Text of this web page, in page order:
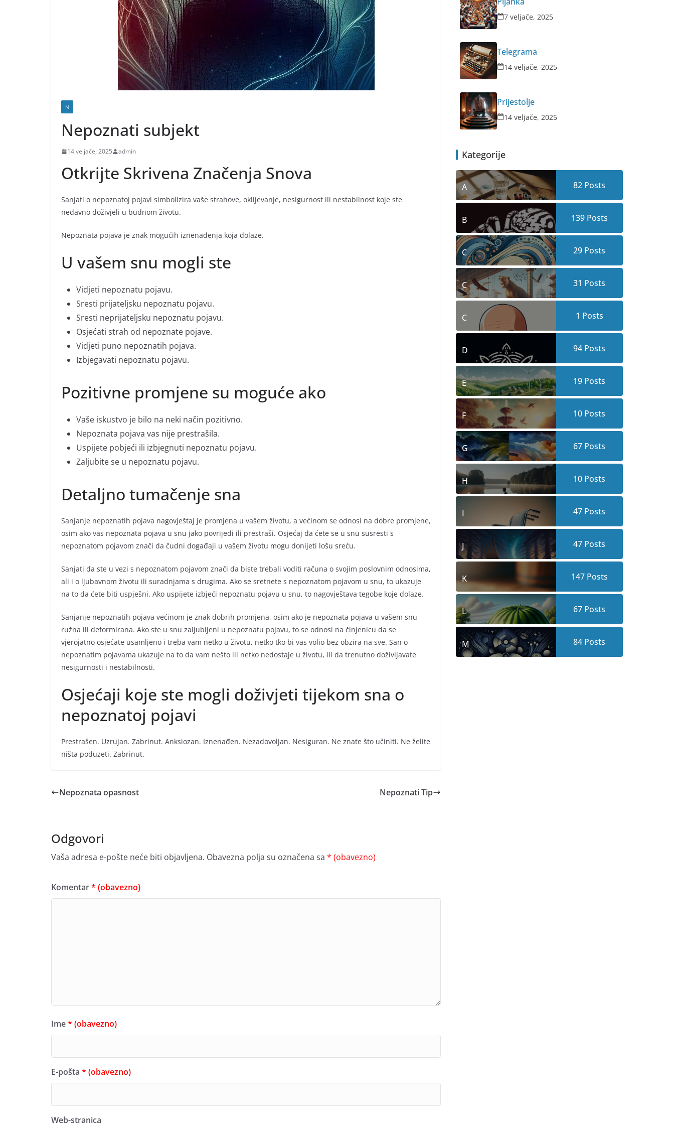
N
Nepoznati subjekt
14 veljače, 2025 admin
Otkrijte Skrivena Značenja Snova
Sanjati o nepoznatoj pojavi simbolizira vaše strahove, oklijevanje, nesigurnost ili nestabilnost koje ste
nedavno doživjeli u budnom životu.
Nepoznata pojava je znak mogućih iznenađenja koja dolaze.
U vašem snu mogli ste
Vidjeti nepoznatu pojavu.
Sresti prijateljsku nepoznatu pojavu.
Sresti neprijateljsku nepoznatu pojavu.
Osjećati strah od nepoznate pojave.
Vidjeti puno nepoznatih pojava.
Izbjegavati nepoznatu pojavu.
Pozitivne promjene su moguće ako
Vaše iskustvo je bilo na neki način pozitivno.
Nepoznata pojava vas nije prestrašila.
Uspijete pobjeći ili izbjegnuti nepoznatu pojavu.
Zaljubite se u nepoznatu pojavu.
Detaljno tumačenje sna
Sanjanje nepoznatih pojava nagovještaj je promjena u vašem životu, a većinom se odnosi na dobre promjene,
osim ako vas nepoznata pojava u snu jako povrijedi ili prestraši. Osjećaj da ćete se u snu susresti s
nepoznatom pojavom znači da čudni događaji u vašem životu mogu donijeti lošu sreću.
Sanjati da ste u vezi s nepoznatom pojavom znači da biste trebali voditi računa o svojim poslovnim odnosima,
ali i o ljubavnom životu ili suradnjama s drugima. Ako se sretnete s nepoznatom pojavom u snu, to ukazuje
na to da ćete biti uspješni. Ako uspijete izbjeći nepoznatu pojavu u snu, to nagovještava tegobe koje dolaze.
Sanjanje nepoznatih pojava većinom je znak dobrih promjena, osim ako je nepoznata pojava u vašem snu
ružna ili deformirana. Ako ste u snu zaljubljeni u nepoznatu pojavu, to se odnosi na činjenicu da se
vjerojatno osjećate usamljeno i treba vam netko u životu, netko tko bi vas volio bez obzira na sve. San o
nepoznatim pojavama ukazuje na to da vam nešto ili netko nedostaje u životu, ili da trenutno doživljavate
nesigurnosti i nestabilnosti.
Osjećaji koje ste mogli doživjeti tijekom sna o
nepoznatoj pojavi
Prestrašen. Uzrujan. Zabrinut. Anksiozan. Iznenađen. Nezadovoljan. Nesiguran. Ne znate što učiniti. Ne želite
ništa poduzeti. Zabrinut.
Nepoznata opasnost Nepoznati Tip
Odgovori
Vaša adresa e-pošte neće biti objavljena. Obavezna polja su označena sa * (obavezno)
Komentar* (obavezno)
Ime* (obavezno)
E-pošta * (obavezno)
Web-stranica
7 veljače, 2025
Telegrama
14 veljače, 2025
Prijestolje
14 veljače, 2025
Kategorije
A 82 Posts
B 139Posts
C 29 Posts
C 31 Posts
C 1 Posts
D 94 Posts
E 19 Posts
F 10 Posts
G 67 Posts
H 10 Posts
I 47 Posts
J 47 Posts
K 147Posts
L 67 Posts
M 84 Posts